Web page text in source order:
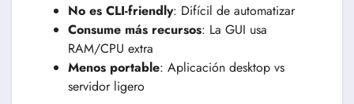
No es CLI-friendly: Difícil de automatizar
Consume más recursos: La GUI usa
RAM/CPU extra
Menos portable: Aplicación desktop vs
servidor ligero